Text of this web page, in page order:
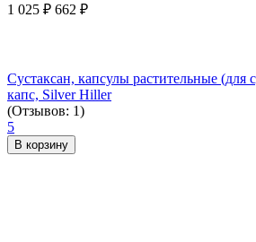
1 025 ₽ 662 ₽
Сустаксан, капсулы растительные (для
капс, Silver Hiller
(Отзывов: 1)
5
В корзину